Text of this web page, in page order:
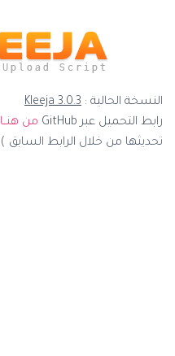
النسخة الحالية : Kleeja 3.0.3
رابط التحميل عبر GitHub
من هنــا
تحديثها من خلال الرابط السابق )